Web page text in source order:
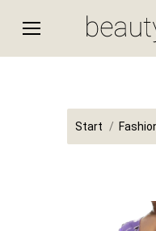
Sie befinden
Start